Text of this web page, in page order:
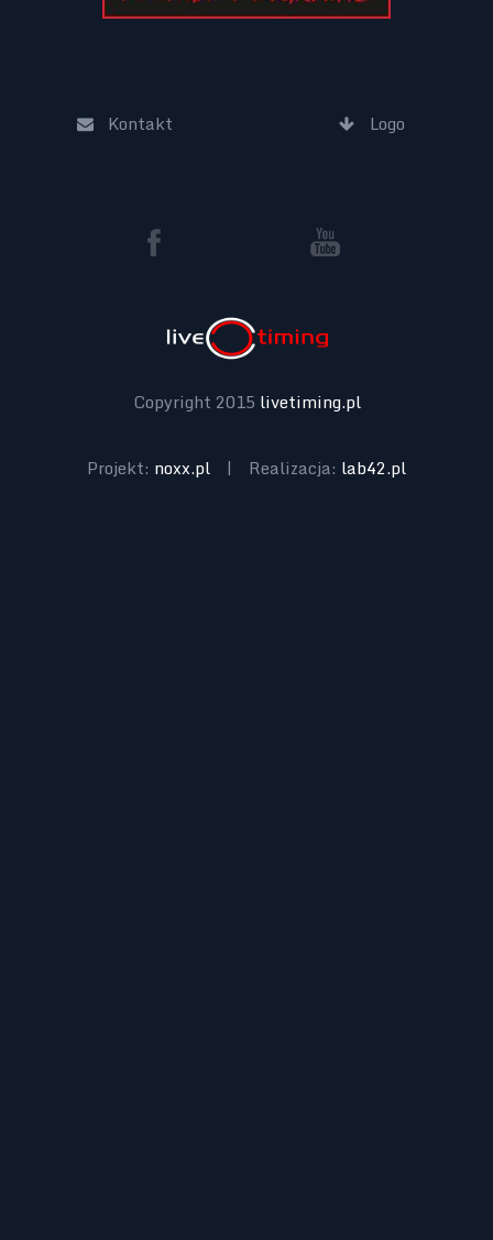
Kontakt Logo
Copyright 2015 livetiming.pl
Projekt: noxx.pl | Realizacja: lab42.pl